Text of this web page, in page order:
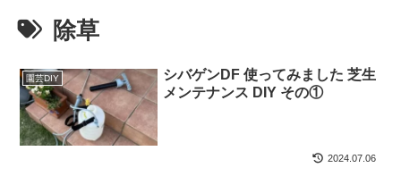
除草
園芸DIY
シバゲンDF 使ってみました 芝生
メンテナンス DIY その①
2024.07.06